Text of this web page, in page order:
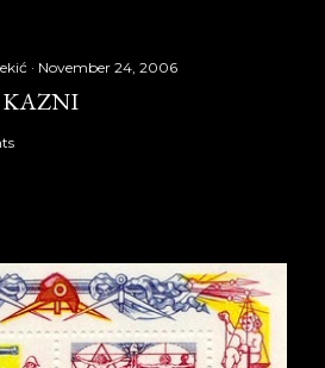
November 24, 2006
KAZNI